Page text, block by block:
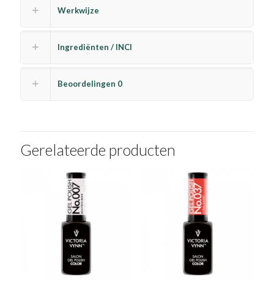
Werkwijze
Ingrediënten / INCI
Beoordelingen 0
Gerelateerde producten